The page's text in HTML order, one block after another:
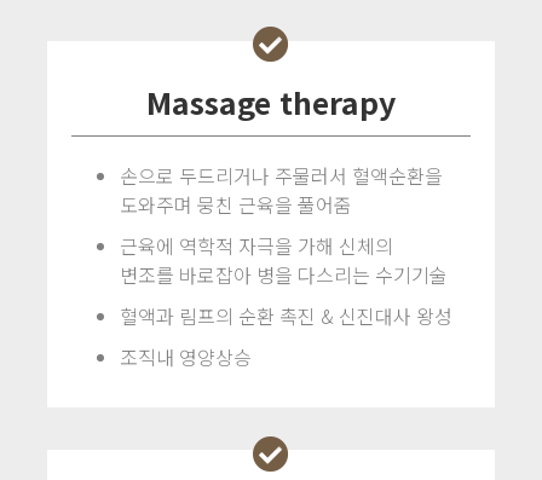
Massage therapy
손으로 두드리거나 주물러서 혈액순환을
도와주며 뭉친 근육을 풀어줌
근육에 역학적 자극을 가해 신체의
변조를 바로잡아 병을 다스리는 수기기술
혈액과 림프의 순환 촉진 & 신진대사 왕성
조직내 영양상승